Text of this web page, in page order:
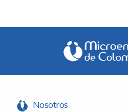
Nosotros